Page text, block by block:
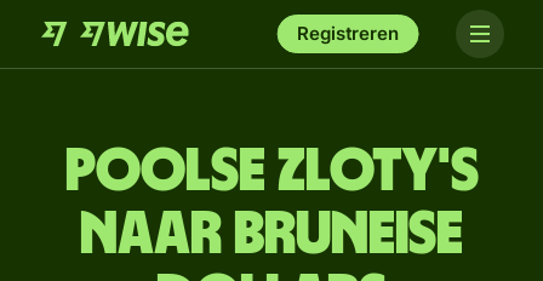
Registreren
Poolse zloty's
naar Bruneise